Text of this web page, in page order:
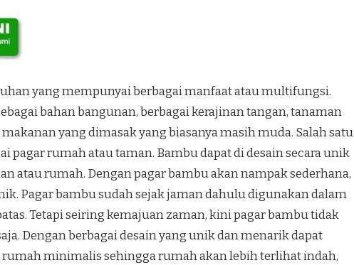
yang mempunyai berbagai manfaat atau multifungsi.
bahan bangunan, berbagai kerajinan tangan, tanaman
yang dimasak yang biasanya masih muda. Salah satu
pagar rumah atau taman. Bambu dapat di desain secara unik
atau rumah. Dengan pagar bambu akan nampak sederhana,
Pagar bambu sudah sejak jaman dahulu digunakan dalam
Tetapi seiring kemajuan zaman, kini pagar bambu tidak
Dengan berbagai desain yang unik dan menarik dapat
rumah minimalis sehingga rumah akan lebih terlihat indah,